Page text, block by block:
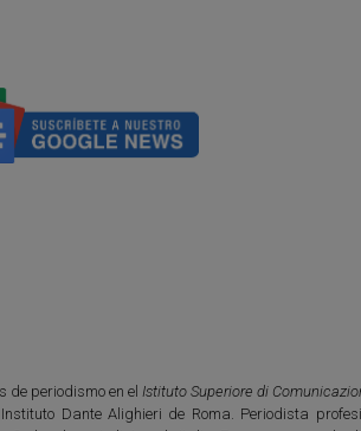
de periodismo en el Istituto Superiore di
Dante Alighieri de Roma. Periodista